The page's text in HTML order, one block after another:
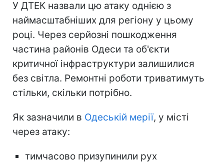
У ДТЕК назвали цю атаку однією з
наймасштабніших для регіону у цьому
році. Через серйозні пошкодження
частина районів Одеси та об'єкти
критичної інфраструктури залишилися
без світла. Ремонтні роботи триватимуть
стільки, скільки потрібно.
Як зазначили в Одеській мерії, у місті
через атаку:
тимчасово призупинили рух